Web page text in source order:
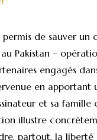
de sauver un
Pakistan –
engagés
en
et sa
illustre
partout, la liberté